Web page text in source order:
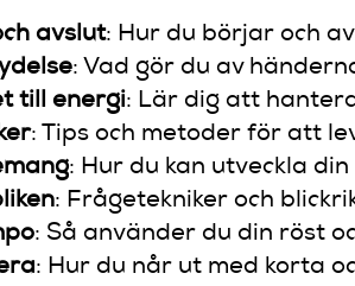
avslut: Hur du börjar och
: Vad gör du av
till energi: Lär dig att
: Tips och metoder för att
: Hur du kan utveckla
: Frågetekniker och
: Så använder du din röst
: Hur du når ut med korta